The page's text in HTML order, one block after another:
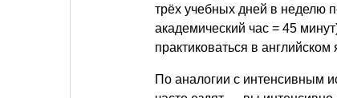
трёх учебных дней в неделю
академический час = 45
практиковаться в английском
По аналогии с интенсивным